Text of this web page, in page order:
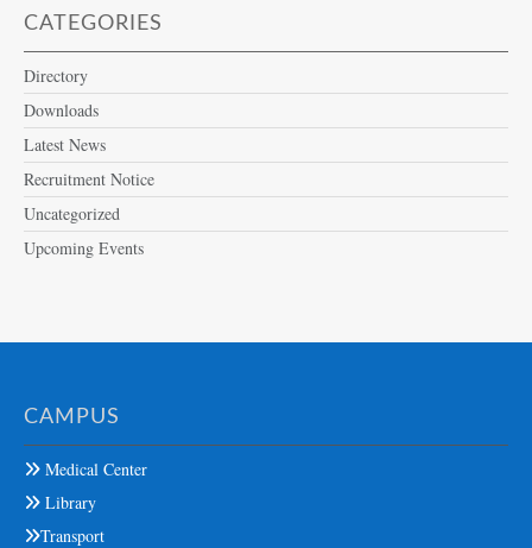
CATEGORIES
Directory
Downloads
Latest News
Recruitment Notice
Uncategorized
Upcoming Events
CAMPUS
Medical Center
Library
Transport